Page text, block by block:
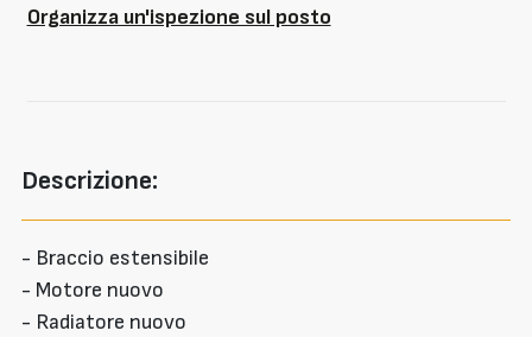
Descrizione:
- Braccio estensibile
- Motore nuovo
- Radiatore nuovo
Organizza un'ispezione sul posto